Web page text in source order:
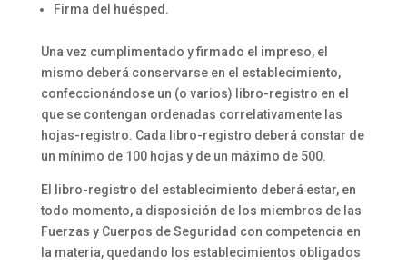
Firma del huésped.
Una vez cumplimentado y firmado el impreso, el
mismo deberá conservarse en el establecimiento,
confeccionándose un (o varios) libro-registro en el
que se contengan ordenadas correlativamente las
hojas-registro. Cada libro-registro deberá constar de
un mínimo de 100 hojas y de un máximo de 500.
El libro-registro del establecimiento deberá estar, en
todo momento, a disposición de los miembros de las
Fuerzas y Cuerpos de Seguridad con competencia en
la materia, quedando los establecimientos obligados